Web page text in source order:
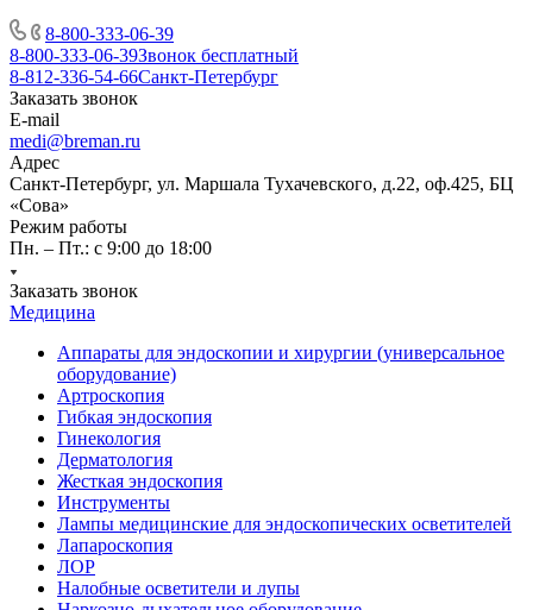
8-800-333-06-39
8-800-333-06-39Звонок бесплатный
8-812-336-54-66Санкт-Петербург
Заказать звонок
E-mail
medi@breman.ru
Адрес
Санкт-Петербург, ул. Маршала Тухачевского, д.22, оф.425, БЦ
«Сова»
Режим работы
Пн. – Пт.: с 9:00 до 18:00
Заказать звонок
Медицина
Аппараты для эндоскопии и хирургии (универсальное
оборудование)
Артроскопия
Гибкая эндоскопия
Гинекология
Дерматология
Жесткая эндоскопия
Инструменты
Лампы медицинские для эндоскопических осветителей
Лапароскопия
ЛОР
Налобные осветители и лупы